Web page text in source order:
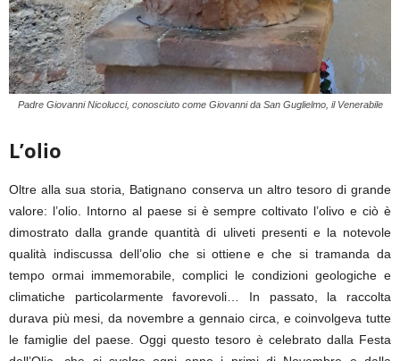
Padre Giovanni Nicolucci, conosciuto come Giovanni da San Guglielmo, il Venerabile
L’olio
Oltre alla sua storia, Batignano conserva un altro tesoro di grande
valore: l’olio. Intorno al paese si è sempre coltivato l’olivo e ciò è
dimostrato dalla grande quantità di uliveti presenti e la notevole
qualità indiscussa dell’olio che si ottiene e che si tramanda da
tempo ormai immemorabile, complici le condizioni geologiche e
climatiche particolarmente favorevoli… In passato, la raccolta
durava più mesi, da novembre a gennaio circa, e coinvolgeva tutte
le famiglie del paese. Oggi questo tesoro è celebrato dalla Festa